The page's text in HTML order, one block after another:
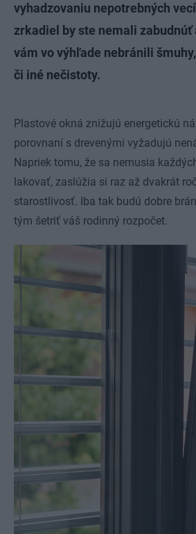
vyhadzovaniu nepotrebných
zrkadiel by ste nemali zabudnúť
vám vo výhľade nebránili
či iné nečistoty.
Plastové okná znižujú energetickú
porovnaní s drevenými vyžadujú
Napriek tomu, že sa nemusia
lakovať, zaslúžia si raz až dvakrát
starostlivosť. Iba tak budú dobre
tým šetriť váš rodinný rozpočet.